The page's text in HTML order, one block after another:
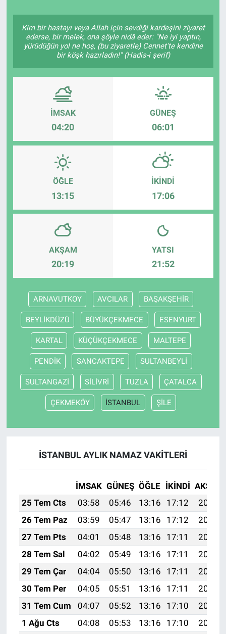
Kim bir hastayı veya Allah için sevdiği kardeşini ziyaret
ederse, bir melek, ona şöyle nidâ eder: "Ne iyi yaptın,
yürüdüğün yol ne hoş, (bu ziyaretle) Cennet'te kendine
bir köşk hazırladın!" (Hadis-i şerif)
İMSAK
04:20
GÜNEŞ
06:01
ÖĞLE
13:15
İKINDI
17:06
AKŞAM
20:19
YATSI
21:52
ARNAVUTKOY AVCILAR BAŞAKŞEHİR
BEYLİKDÜZÜ BÜYÜKÇEKMECE ESENYURT
KARTAL KÜÇÜKÇEKMECE MALTEPE
PENDİK SANCAKTEPE SULTANBEYLİ
SULTANGAZİ SİLİVRİ TUZLA ÇATALCA
ÇEKMEKÖY İSTANBUL ŞİLE
İSTANBUL AYLIK NAMAZ VAKITLERI
İMSAK GÜNEŞ ÖĞLE İKINDI AKŞAM
25 Tem Cts
03:58 05:46 13:16 17:12
20:35
26 Tem Paz
03:59 05:47 13:16 17:12
20:34
27 Tem Pts
04:01 05:48 13:16 17:11
20:33
28 Tem Sal
04:02 05:49 13:16 17:11
20:32
29 Tem Çar
04:04 05:50 13:16 17:11
20:31
30 Tem Per
04:05 05:51 13:16 17:11
20:30
31 Tem Cum
04:07 05:52 13:16 17:10
20:29
1 Ağu Cts
04:08 05:53 13:16 17:10
20:28
Bilecik
Kütahya
Çevre
Magazin
Bilim ve Teknoloji